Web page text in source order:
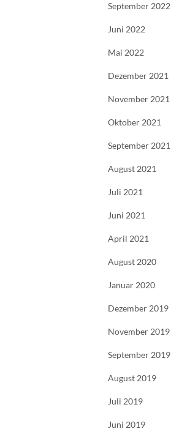
September 2022
Juni 2022
Mai 2022
Dezember 2021
November 2021
Oktober 2021
September 2021
August 2021
Juli 2021
Juni 2021
April 2021
August 2020
Januar 2020
Dezember 2019
November 2019
September 2019
August 2019
Juli 2019
Juni 2019